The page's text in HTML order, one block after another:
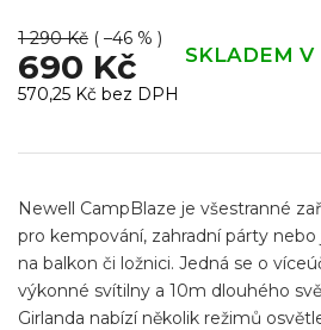
1 290 Kč ( –46 % )
690 Kč SKLADEM V
570,25 Kč bez DPH
cena:
Newell CampBlaze je všestranné
pro kempování, zahradní párty nebo
na balkon či ložnici. Jedná se o
výkonné svítilny a 10m dlouhého
Girlanda nabízí několik režimů